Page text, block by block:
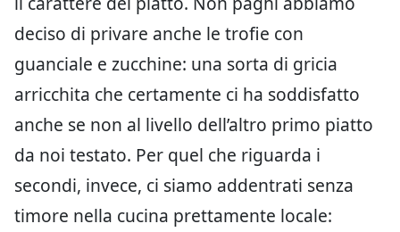
deciso di privare anche le trofie con
guanciale e zucchine: una sorta di gricia
arricchita che certamente ci ha soddisfatto
anche se non al livello dell’altro primo piatto
da noi testato. Per quel che riguarda i
secondi, invece, ci siamo addentrati senza
timore nella cucina prettamente locale: